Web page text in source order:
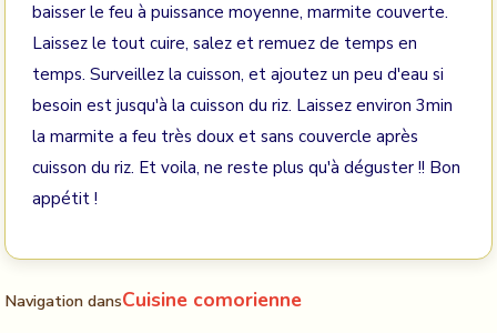
baisser le feu à puissance moyenne, marmite couverte.
Laissez le tout cuire, salez et remuez de temps en
temps. Surveillez la cuisson, et ajoutez un peu d'eau si
besoin est jusqu'à la cuisson du riz. Laissez environ 3min
la marmite a feu très doux et sans couvercle après
cuisson du riz. Et voila, ne reste plus qu'à déguster !! Bon
appétit !
Navigation dansCuisine comorienne